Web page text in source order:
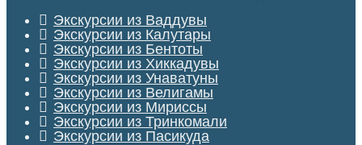
Экскурсии из Ваддувы
Экскурсии из Калутары
Экскурсии из Бентоты
Экскурсии из Хиккадувы
Экскурсии из Унаватуны
Экскурсии из Велигамы
Экскурсии из Мириссы
Экскурсии из Тринкомали
Экскурсии из Пасикуда